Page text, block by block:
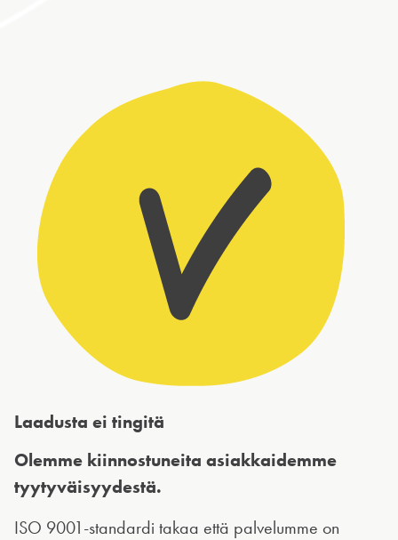
Laadusta ei tingitä
Olemme kiinnostuneita asiakkaidemme
tyytyväisyydestä.
ISO 9001-standardi takaa että palvelumme on